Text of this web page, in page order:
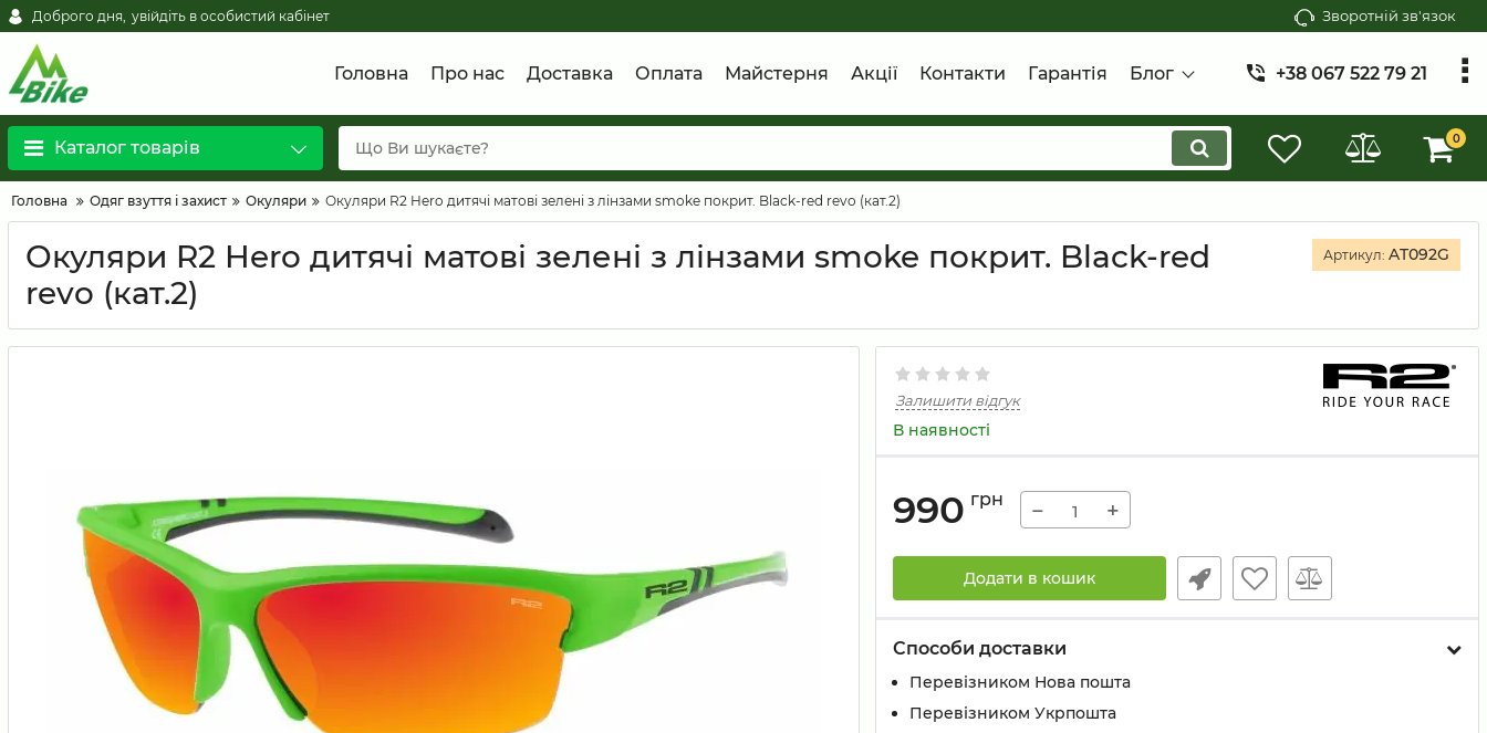
Доброго дня, увійдіть в особистий кабінет Зворотній зв'язок
Головна Про нас Доставка Оплата Майстерня Акції Контакти Гарантія Блог +38 067 522 79 21
Каталог товарів 0
Головна Одяг взуття і захист Окуляри Окуляри R2 Hero дитячі матові зелені з лінзами smoke покрит. Black-red revo (кат.2)
Окуляри R2 Hero дитячі матові зелені з лінзами smoke покрит. Black-red
revo (кат.2)
Артикул: AT092G
Залишити відгук
В наявності
990 грн − +
Додати в кошик
Способи доставки
Перевізником Нова пошта
Перевізником Укрпошта